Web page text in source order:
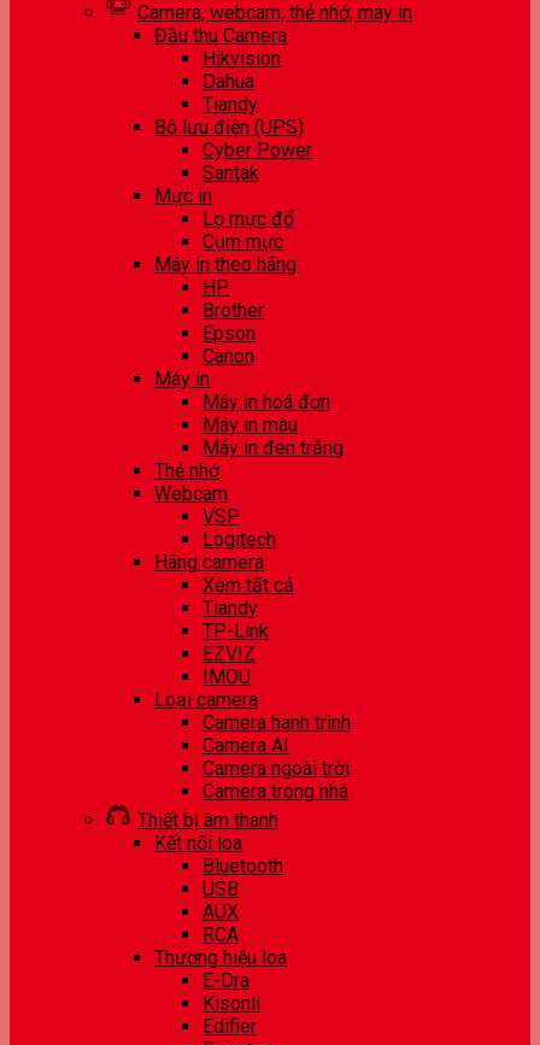
Camera, webcam, thẻ nhớ, máy in
Đầu thu Camera
Hikvision
Dahua
Tiandy
Bộ lưu điện (UPS)
Cyber Power
Santak
Mực in
Lọ mực đổ
Cụm mực
Máy in theo hãng
HP
Brother
Epson
Canon
Máy in
Máy in hoá đơn
Máy in màu
Máy in đen trắng
Thẻ nhớ
Webcam
VSP
Logitech
Hãng camera
Xem tất cả
Tiandy
TP-Link
EZVIZ
IMOU
Loại camera
Camera hành trình
Camera AI
Camera ngoài trời
Camera trong nhà
Thiết bị âm thanh
Kết nối loa
Bluetooth
USB
AUX
RCA
Thương hiệu loa
E-Dra
Kisonli
Edifier